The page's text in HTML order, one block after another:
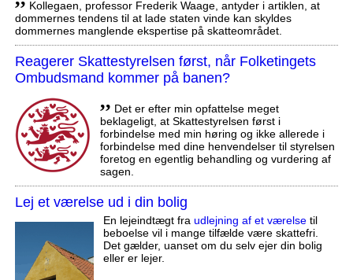
Kollegaen, professor Frederik Waage, antyder i artiklen, at
dommernes tendens til at lade staten vinde kan skyldes
dommernes manglende ekspertise på skatteområdet.
Reagerer Skattestyrelsen først, når Folketingets
Ombudsmand kommer på banen?
,, Det er efter min opfattelse meget
beklageligt, at Skattestyrelsen først i
forbindelse med min høring og ikke allerede i
forbindelse med dine henvendelser til styrelsen
foretog en egentlig behandling og vurdering af
sagen.
Lej et værelse ud i din bolig
En lejeindtægt fra udlejning af et værelsetil
beboelse vil i mange tilfælde være skattefri.
Det gælder, uanset om du selv ejer din bolig
eller er lejer.